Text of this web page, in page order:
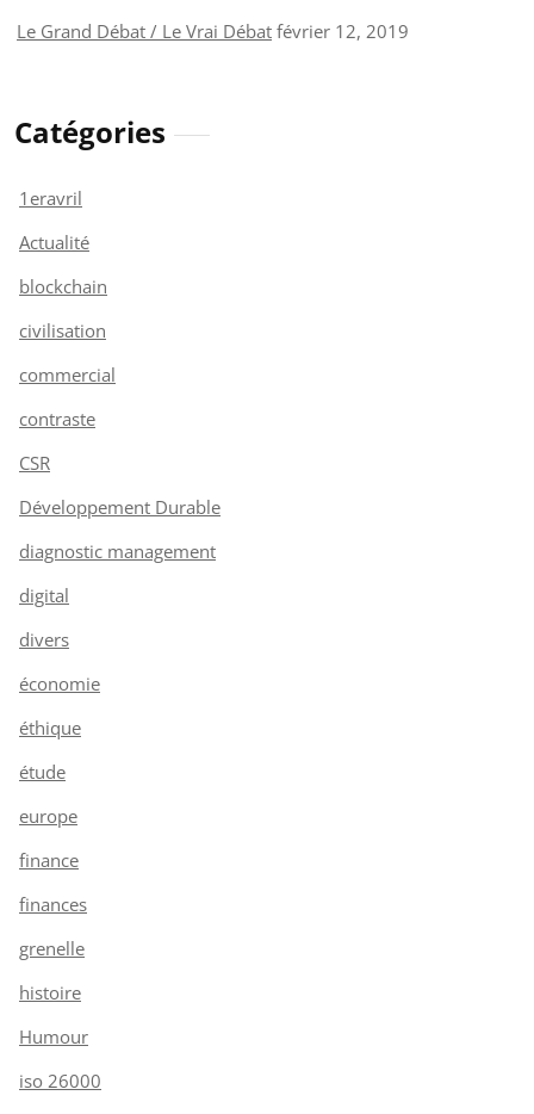
Le Grand Débat / Le Vrai Débat février 12, 2019
Catégories
1eravril
Actualité
blockchain
civilisation
commercial
contraste
CSR
Développement Durable
diagnostic management
digital
divers
économie
éthique
étude
europe
finance
finances
grenelle
histoire
Humour
iso 26000